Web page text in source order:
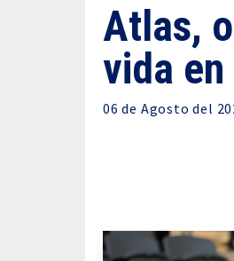
Atlas,
vida
06 de Agosto del